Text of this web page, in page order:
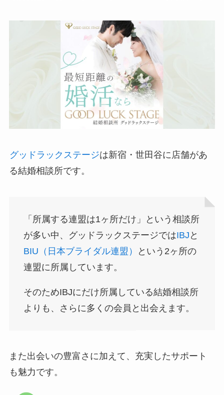
グッドラックステージは新宿・世田谷に店舗があ
る結婚相談所です。
「所属する連盟は1ヶ所だけ」という相談所
が多い中、グッドラックステージではIBJ と
BIU（日本ブライダル連盟）
という2ヶ所の
連盟に所属しています。
そのためIBJにだけ所属している結婚相談所
よりも、さらに多くの会員と出会えます。
また出会いの豊富さに加えて、充実したサポート
も魅力です。